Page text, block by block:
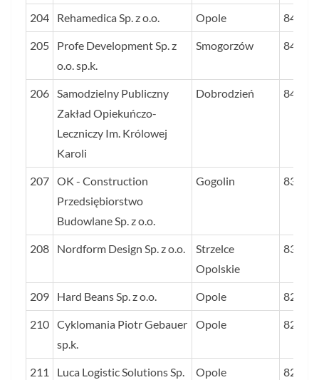
204 Rehamedica Sp. z o.o. Opole 84
205
Profe Development Sp. z
o.o. sp.k.
Smogorzów 84
206
Samodzielny Publiczny
Zakład Opiekuńczo-
Leczniczy Im. Królowej
Karoli
Dobrodzień 84
207 OK - Construction
Przedsiębiorstwo
Budowlane Sp. z o.o.
Gogolin 83
208 Nordform Design Sp. z o.o.
Strzelce
Opolskie
83
209 Hard Beans Sp. z o.o. Opole 82
210 Cyklomania Piotr Gebauer
sp.k.
Opole 82
211 Luca Logistic Solutions Sp. Opole 82